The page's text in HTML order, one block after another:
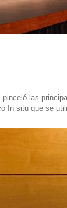
pinceló las
In situ que se